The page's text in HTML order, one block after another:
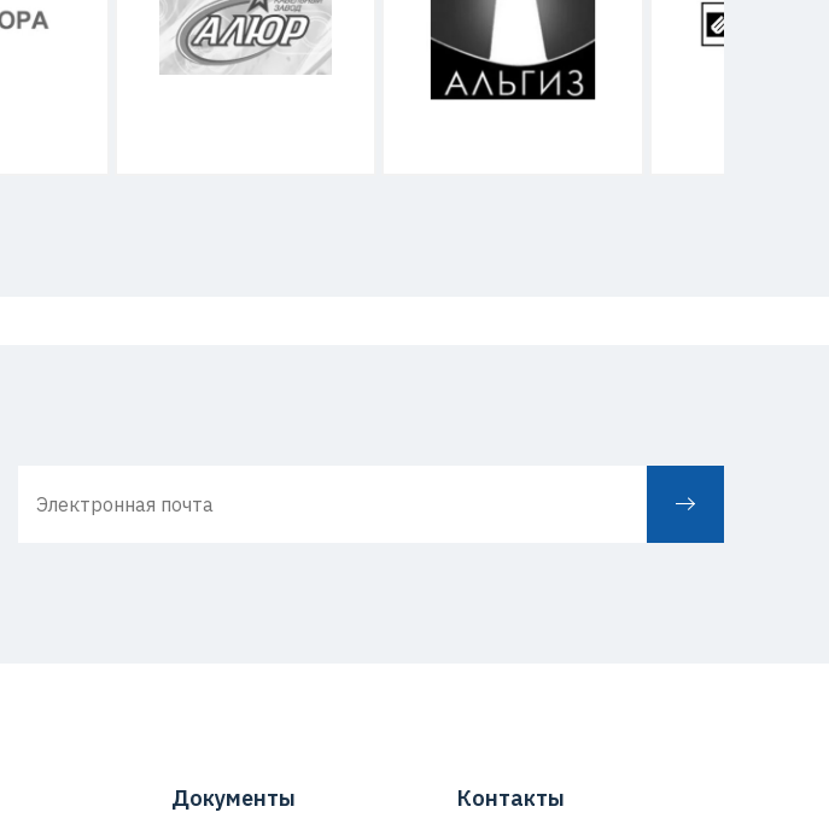
Документы Контакты